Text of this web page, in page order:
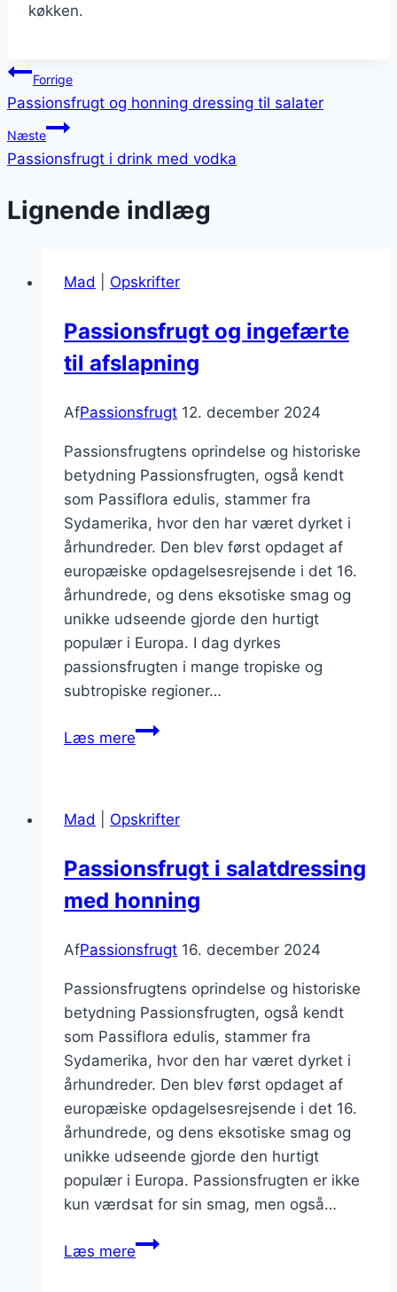
køkken.
Indlægsnavigation
Forrige
Passionsfrugt og honning dressing til salater
Næste
Passionsfrugt i drink med vodka
Lignende indlæg
Mad Opskrifter
Passionsfrugt og ingefærte
til afslapning
AfPassionsfrugt 12. december 2024
Passionsfrugtens oprindelse og historiske
betydning Passionsfrugten, også kendt
som Passiflora edulis, stammer fra
Sydamerika, hvor den har været dyrket i
århundreder. Den blev først opdaget af
europæiske opdagelsesrejsende i det 16.
århundrede, og dens eksotiske smag og
unikke udseende gjorde den hurtigt
populær i Europa. I dag dyrkes
passionsfrugten i mange tropiske og
subtropiske regioner…
Læs merePassionsfrugt
afslapning
Mad Opskrifter
Passionsfrugt i salatdressing
med honning
AfPassionsfrugt 16. december 2024
Passionsfrugtens oprindelse og historiske
betydning Passionsfrugten, også kendt
som Passiflora edulis, stammer fra
Sydamerika, hvor den har været dyrket i
århundreder. Den blev først opdaget af
europæiske opdagelsesrejsende i det 16.
århundrede, og dens eksotiske smag og
unikke udseende gjorde den hurtigt
populær i Europa. Passionsfrugten er ikke
kun værdsat for sin smag, men også…
Læs merePassionsfrugt